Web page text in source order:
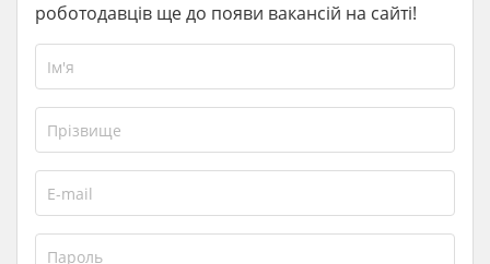
роботодавців ще до появи вакансій на сайті!